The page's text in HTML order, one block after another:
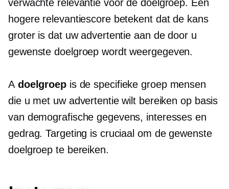
verwachte relevantie voor de doelgroep. Een
hogere relevantiescore betekent dat de kans
groter is dat uw advertentie aan de door u
gewenste doelgroep wordt weergegeven.
A doelgroepis de specifieke groep mensen
die u met uw advertentie wilt bereiken op basis
van demografische gegevens, interesses en
gedrag. Targeting is cruciaal om de gewenste
doelgroep te bereiken.